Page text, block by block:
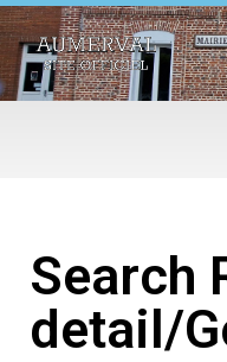
Search
detail/